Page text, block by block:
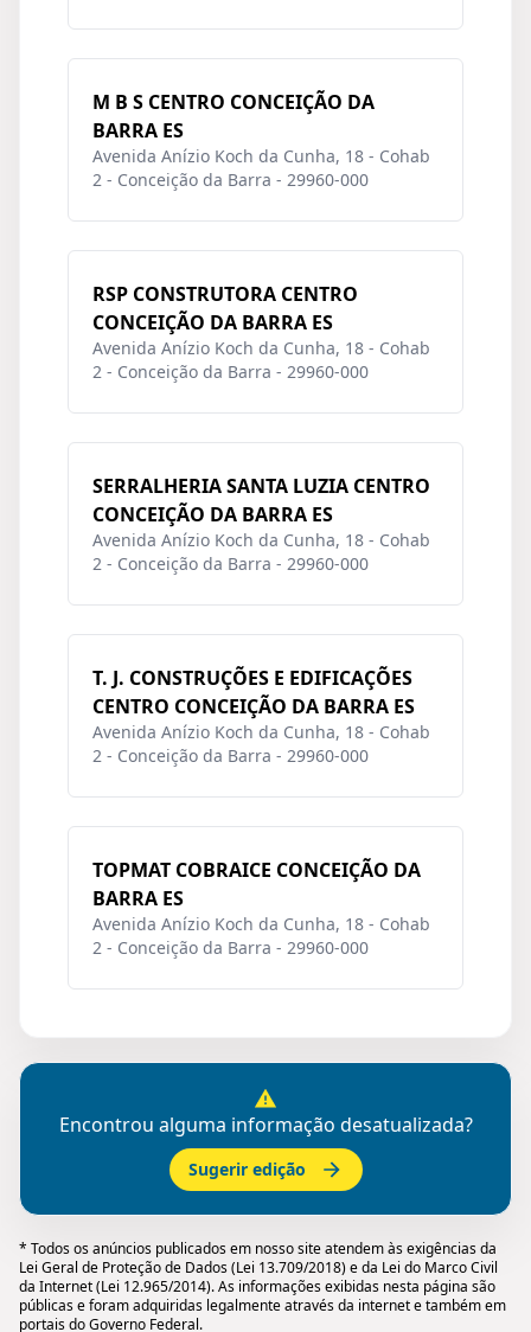
M B S CENTRO CONCEIÇÃO DA
BARRA ES
Avenida Anízio Koch da Cunha, 18 - Cohab
2 - Conceição da Barra - 29960-000
RSP CONSTRUTORA CENTRO
CONCEIÇÃO DA BARRA ES
Avenida Anízio Koch da Cunha, 18 - Cohab
2 - Conceição da Barra - 29960-000
SERRALHERIA SANTA LUZIA CENTRO
CONCEIÇÃO DA BARRA ES
Avenida Anízio Koch da Cunha, 18 - Cohab
2 - Conceição da Barra - 29960-000
T. J. CONSTRUÇÕES E EDIFICAÇÕES
CENTRO CONCEIÇÃO DA BARRA ES
Avenida Anízio Koch da Cunha, 18 - Cohab
2 - Conceição da Barra - 29960-000
TOPMAT COBRAICE CONCEIÇÃO DA
BARRA ES
Avenida Anízio Koch da Cunha, 18 - Cohab
2 - Conceição da Barra - 29960-000
Encontrou alguma informação desatualizada?
Sugerir edição
* Todos os anúncios publicados em nosso site atendem às exigências da
Lei Geral de Proteção de Dados (Lei 13.709/2018) e da Lei do Marco Civil
da Internet (Lei 12.965/2014). As informações exibidas nesta página são
públicas e foram adquiridas legalmente através da internet e também em
portais do Governo Federal.